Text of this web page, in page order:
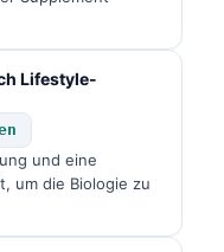
Lifestyle-
und eine
um die Biologie zu